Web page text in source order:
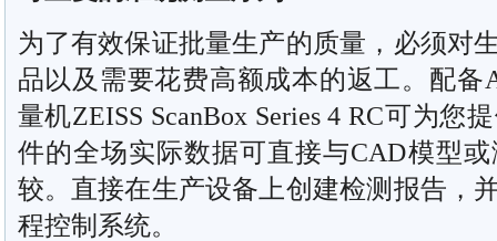
为了有效保证批量生产的质量，必须对
品以及需要花费高额成本的返工。配备
量机ZEISS ScanBox Series 4 RC可为您
件的全场实际数据可直接与CAD模型
较。直接在生产设备上创建检测报告，
程控制系统。